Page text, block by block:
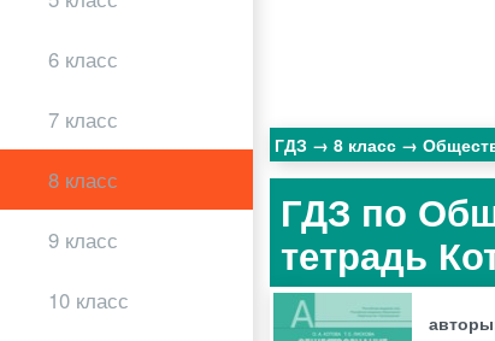
6 класс
7 класс
8 класс
9 класс
10 класс
ГДЗ 8 класс
ГДЗ по
тетрадь